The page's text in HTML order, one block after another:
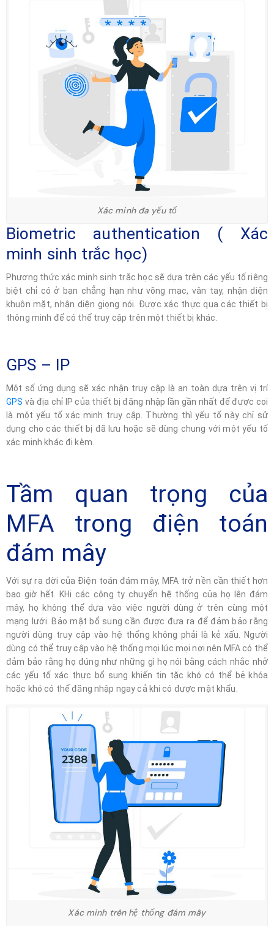
Xác minh đa yếu tố
Biometric authentication ( Xác
minh sinh trắc học)
Phương thức xác minh sinh trắc học sẽ dựa trên các yếu tố riêng
biệt chỉ có ở bạn chẳng hạn như võng mạc, vân tay, nhận diện
khuôn mặt, nhận diện giọng nói. Được xác thực qua các thiết bị
thông minh để có thể truy cập trên một thiết bị khác.
GPS – IP
Một số ứng dụng sẽ xác nhận truy cập là an toàn dựa trên vị trí
GPS và địa chỉ IP của thiết bị đăng nhập lần gần nhất để được coi
là một yếu tố xác minh truy cập. Thường thì yếu tố này chỉ sử
dụng cho các thiết bị đã lưu hoặc sẽ dùng chung với một yếu tố
xác minh khác đi kèm.
Tầm quan trọng của
MFA trong điện toán
đám mây
Với sự ra đời của Điện toán đám mây, MFA trở nền cần thiết hơn
bao giờ hết. KHi các công ty chuyển hệ thống của họ lên đám
mây, họ không thể dựa vào việc người dùng ở trên cùng một
mạng lưới. Bảo mật bổ sung cần được đưa ra để đảm bảo rằng
người dùng truy cập vào hệ thống không phải là kẻ xấu. Người
dùng có thể truy cập vào hệ thống mọi lúc mọi nơi nên MFA có thể
đảm bảo rằng họ đúng như những gì họ nói bằng cách nhắc nhở
các yếu tố xác thực bổ sung khiến tin tặc khó có thể bẻ khóa
hoặc khó có thể đăng nhập ngay cả khi có được mật khẩu.
Xác minh trên hệ thống đám mây